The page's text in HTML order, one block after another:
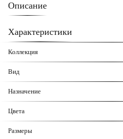
Описание
Характеристики
Коллекция
Вид
Назначение
Цвета
Размеры